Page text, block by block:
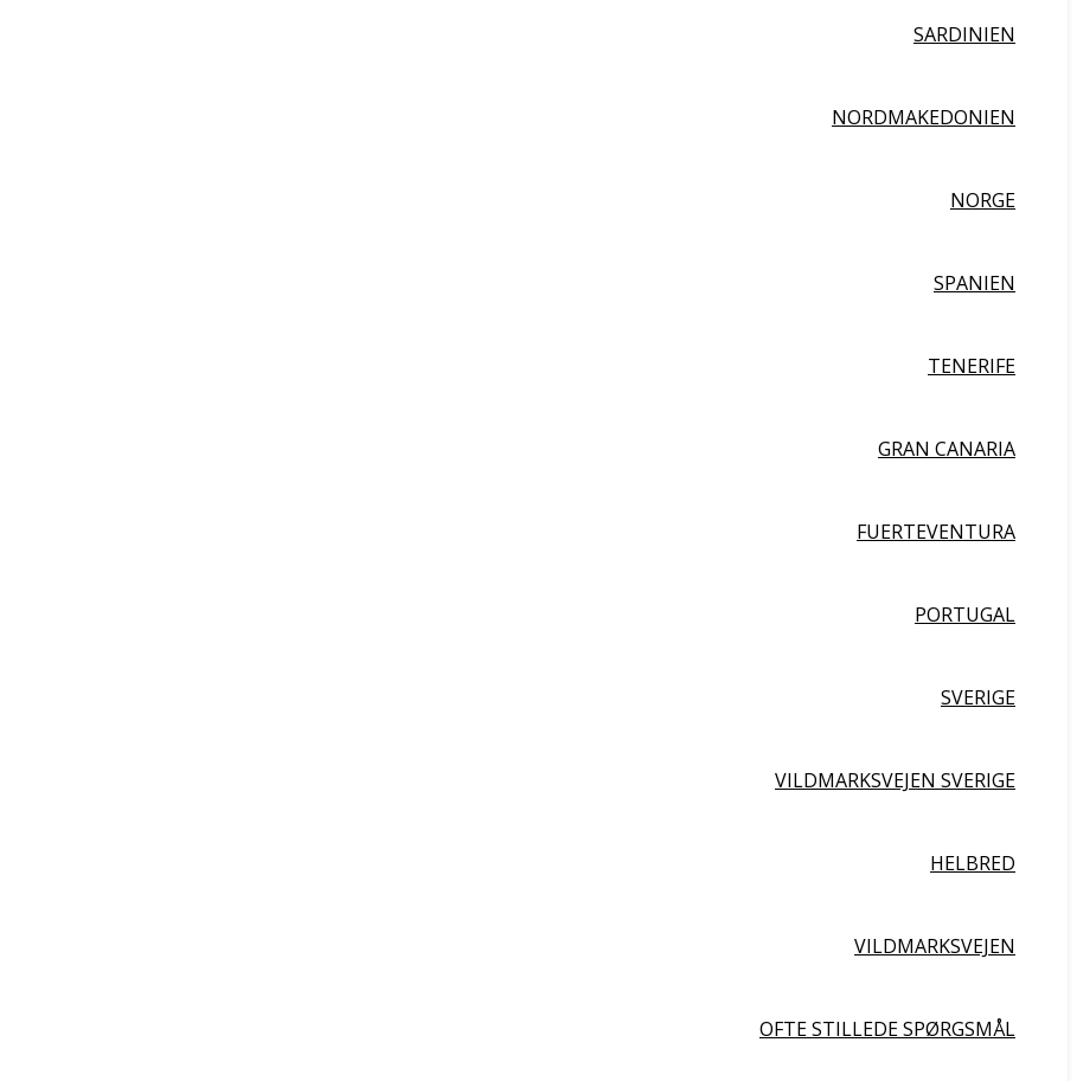
SARDINIEN
NORDMAKEDONIEN
NORGE
SPANIEN
TENERIFE
GRAN CANARIA
FUERTEVENTURA
PORTUGAL
SVERIGE
VILDMARKSVEJEN SVERIGE
HELBRED
VILDMARKSVEJEN
OFTE STILLEDE SPØRGSMÅL